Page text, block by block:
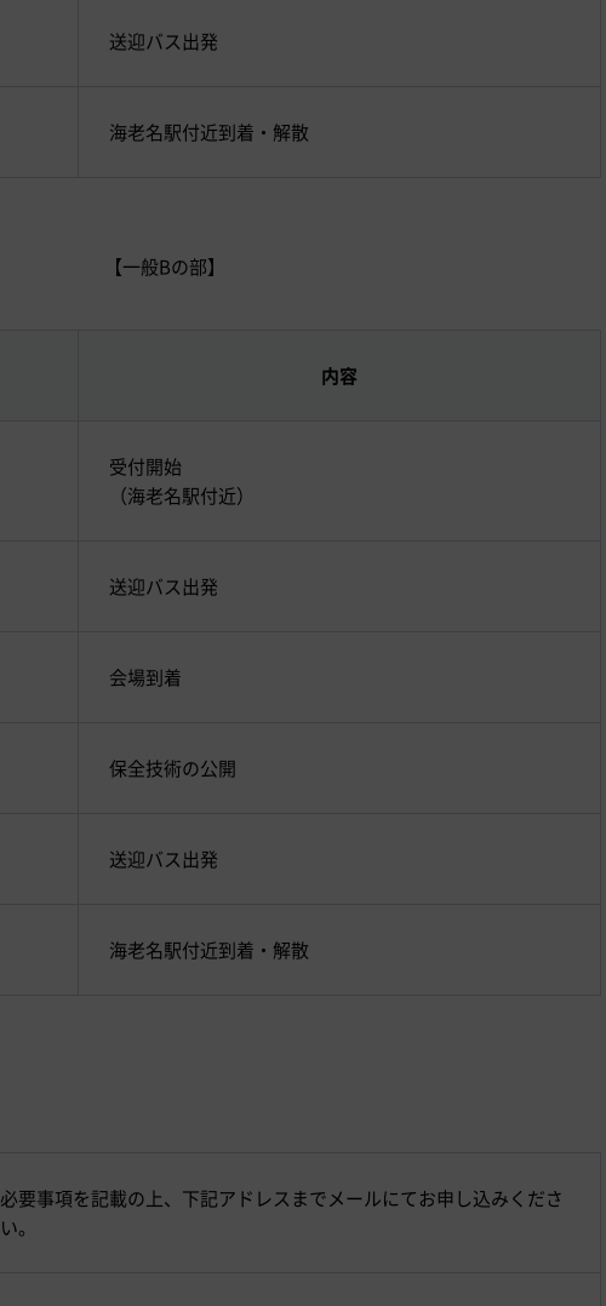
送迎バス出発
海老名駅付近到着・解散
【一般Bの部】
内容
受付開始
（海老名駅付近）
送迎バス出発
会場到着
保全技術の公開
送迎バス出発
海老名駅付近到着・解散
必要事項を記載の上、下記アドレスまでメールにてお申し込みくださ
い。